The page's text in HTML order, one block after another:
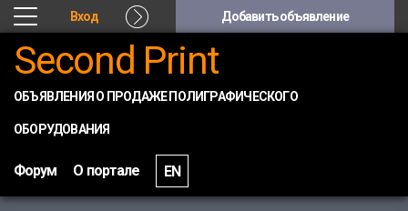
Вход Добавить объявление
Second Print
ОБЪЯВЛЕНИЯ О ПРОДАЖЕ ПОЛИГРАФИЧЕСКОГО
ОБОРУДОВАНИЯ
Форум О портале EN